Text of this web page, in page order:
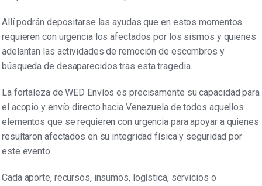
Allí podrán depositarse las ayudas que en estos momentos
requieren con urgencia los afectados por los sismos y quienes
adelantan las actividades de remoción de escombros y
búsqueda de desaparecidos tras esta tragedia.
La fortaleza de WED Envíos es precisamente su capacidad para
el acopio y envío directo hacia Venezuela de todos aquellos
elementos que se requieren con urgencia para apoyar a quienes
resultaron afectados en su integridad física y seguridad por
este evento.
Cada aporte, recursos, insumos, logística, servicios o